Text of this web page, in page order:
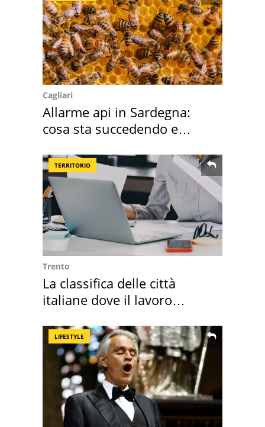
Cagliari
Allarme api in Sardegna:
cosa sta succedendo e
TERRITORIO
Trento
La classifica delle città
italiane dove il lavoro
LIFESTYLE